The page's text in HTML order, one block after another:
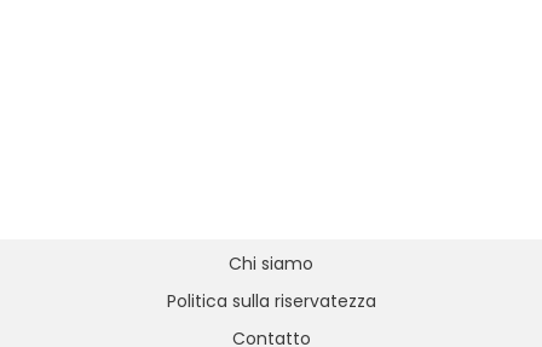
Chi siamo
Politica sulla riservatezza
Contatto